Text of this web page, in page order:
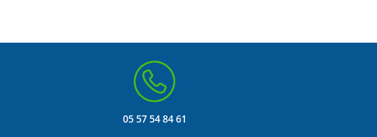
05 57 54 84 61